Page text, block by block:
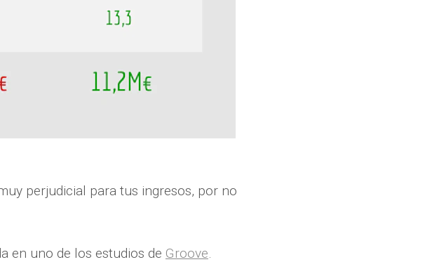
perjudicial para tus ingresos, por no
en uno de los estudios de Groove.